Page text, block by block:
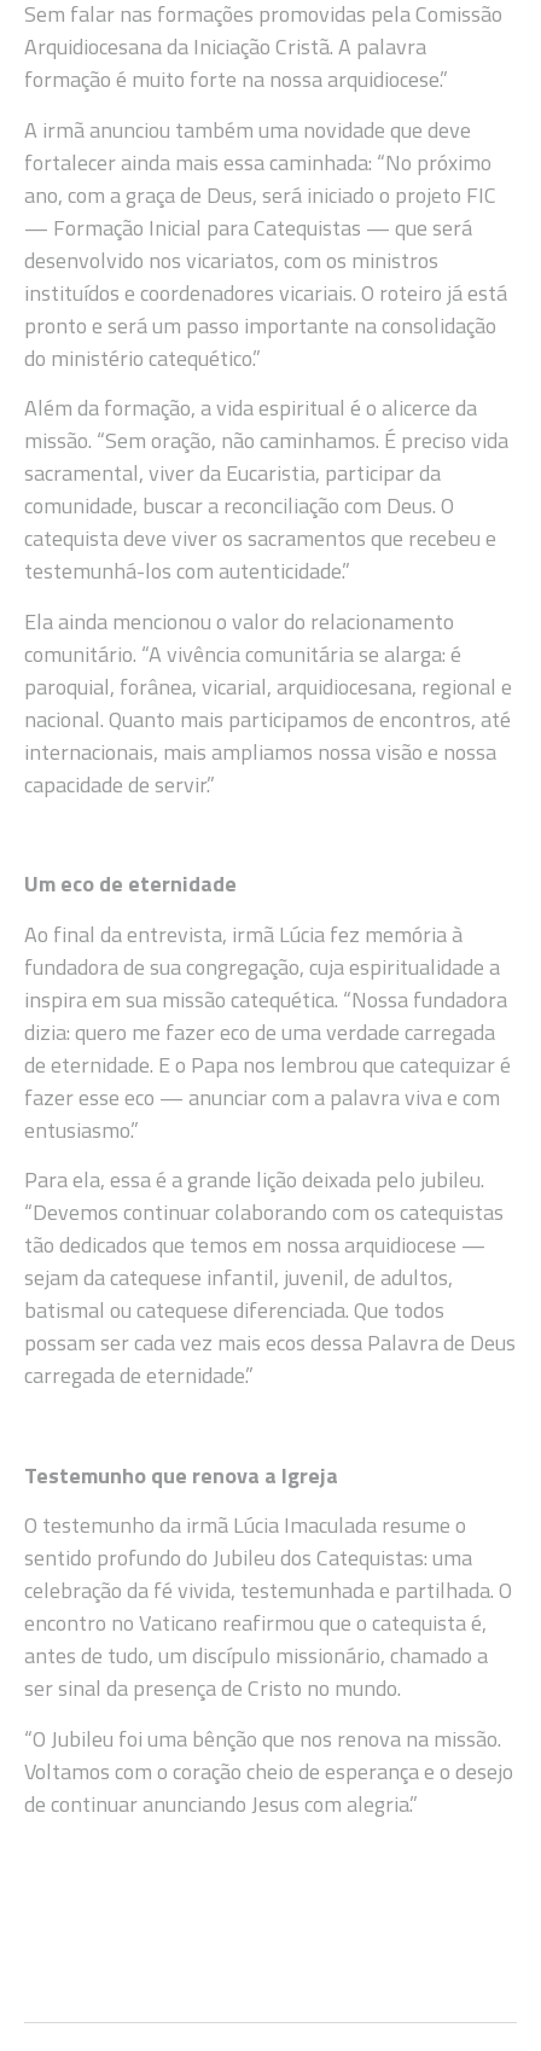
Sem falar nas formações promovidas pela Comissão
Arquidiocesana da Iniciação Cristã. A palavra
formação é muito forte na nossa arquidiocese.”
A irmã anunciou também uma novidade que deve
fortalecer ainda mais essa caminhada: “No próximo
ano, com a graça de Deus, será iniciado o projeto FIC
— Formação Inicial para Catequistas — que será
desenvolvido nos vicariatos, com os ministros
instituídos e coordenadores vicariais. O roteiro já está
pronto e será um passo importante na consolidação
do ministério catequético.”
Além da formação, a vida espiritual é o alicerce da
missão. “Sem oração, não caminhamos. É preciso vida
sacramental, viver da Eucaristia, participar da
comunidade, buscar a reconciliação com Deus. O
catequista deve viver os sacramentos que recebeu e
testemunhá-los com autenticidade.”
Ela ainda mencionou o valor do relacionamento
comunitário. “A vivência comunitária se alarga: é
paroquial, forânea, vicarial, arquidiocesana, regional e
nacional. Quanto mais participamos de encontros, até
internacionais, mais ampliamos nossa visão e nossa
capacidade de servir.”
Um eco de eternidade
Ao final da entrevista, irmã Lúcia fez memória à
fundadora de sua congregação, cuja espiritualidade a
inspira em sua missão catequética. “Nossa fundadora
dizia: quero me fazer eco de uma verdade carregada
de eternidade. E o Papa nos lembrou que catequizar é
fazer esse eco — anunciar com a palavra viva e com
entusiasmo.”
Para ela, essa é a grande lição deixada pelo jubileu.
“Devemos continuar colaborando com os catequistas
tão dedicados que temos em nossa arquidiocese —
sejam da catequese infantil, juvenil, de adultos,
batismal ou catequese diferenciada. Que todos
possam ser cada vez mais ecos dessa Palavra de Deus
carregada de eternidade.”
Testemunho que renova a Igreja
O testemunho da irmã Lúcia Imaculada resume o
sentido profundo do Jubileu dos Catequistas: uma
celebração da fé vivida, testemunhada e partilhada. O
encontro no Vaticano reafirmou que o catequista é,
antes de tudo, um discípulo missionário, chamado a
ser sinal da presença de Cristo no mundo.
“O Jubileu foi uma bênção que nos renova na missão.
Voltamos com o coração cheio de esperança e o desejo
de continuar anunciando Jesus com alegria.”